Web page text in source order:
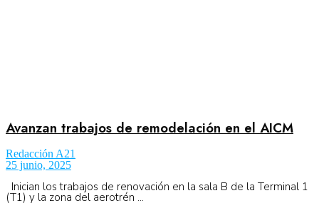
Avanzan trabajos de remodelación en el AICM
Redacción A21
25 junio, 2025
Inician los trabajos de renovación en la sala B de la Terminal 1
(T1) y la zona del aerotrén ...